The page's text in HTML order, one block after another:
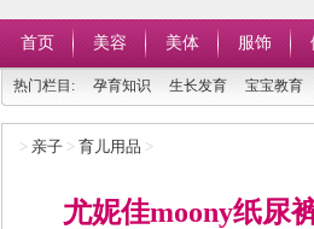
首页 美容 美体 服饰
热门栏目: 孕育知识 生长发育 宝宝教育
> 亲子 > 育儿用品 >
尤妮佳moony纸尿